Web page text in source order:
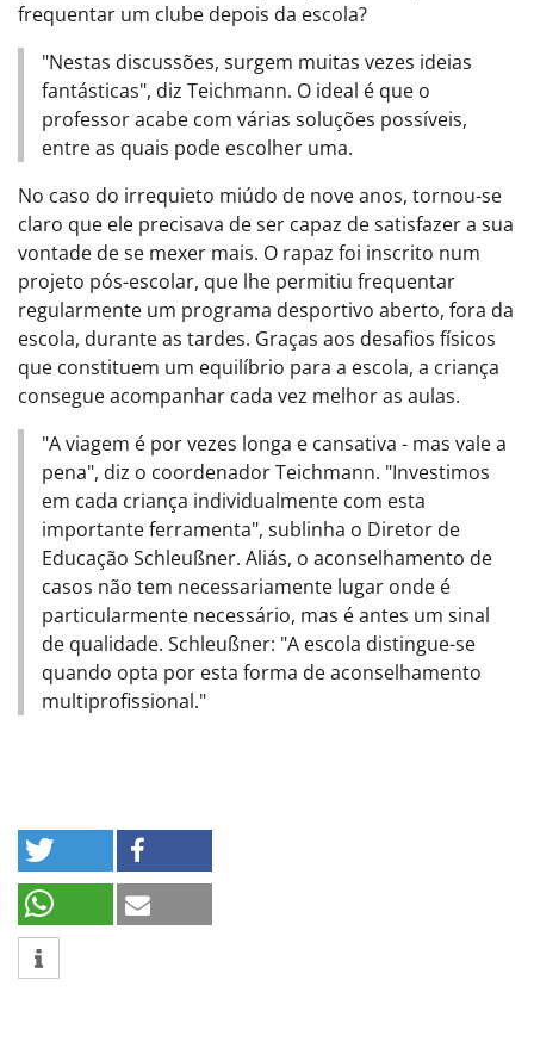
frequentar um clube depois da escola?
"Nestas discussões, surgem muitas vezes ideias
fantásticas", diz Teichmann. O ideal é que o
professor acabe com várias soluções possíveis,
entre as quais pode escolher uma.
No caso do irrequieto miúdo de nove anos, tornou-se
claro que ele precisava de ser capaz de satisfazer a sua
vontade de se mexer mais. O rapaz foi inscrito num
projeto pós-escolar, que lhe permitiu frequentar
regularmente um programa desportivo aberto, fora da
escola, durante as tardes. Graças aos desafios físicos
que constituem um equilíbrio para a escola, a criança
consegue acompanhar cada vez melhor as aulas.
"A viagem é por vezes longa e cansativa - mas vale a
pena", diz o coordenador Teichmann. "Investimos
em cada criança individualmente com esta
importante ferramenta", sublinha o Diretor de
Educação Schleußner. Aliás, o aconselhamento de
casos não tem necessariamente lugar onde é
particularmente necessário, mas é antes um sinal
de qualidade. Schleußner: "A escola distingue-se
quando opta por esta forma de aconselhamento
multiprofissional."